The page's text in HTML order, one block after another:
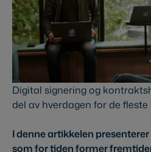
Digital signering og
del av hverdagen for de fleste
I denne artikkelen
som for tiden former